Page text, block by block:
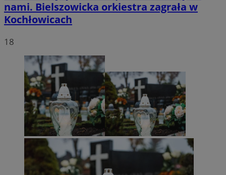
nami. Bielszowicka orkiestra zagrała w
Kochłowicach
18